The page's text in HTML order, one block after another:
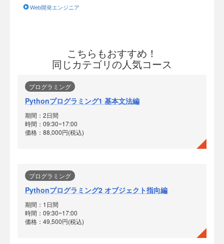
Web開発エンジニア
こちらもおすすめ！
同じカテゴリの人気コース
プログラミング
Pythonプログラミング1 基本文法編
期間：2日間
時間：09:30~17:00
価格：88,000円(税込)
プログラミング
Pythonプログラミング2 オブジェクト指向編
期間：1日間
時間：09:30~17:00
価格：49,500円(税込)